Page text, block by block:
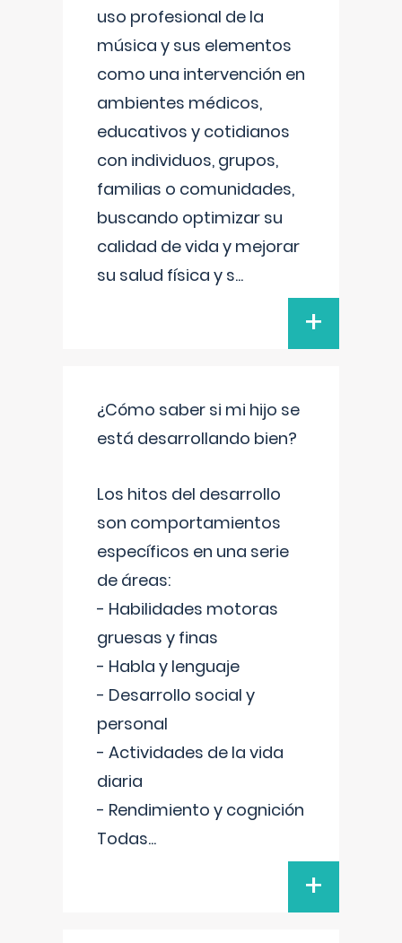
uso profesional de la
música y sus elementos
como una intervención en
ambientes médicos,
educativos y cotidianos
con individuos, grupos,
familias o comunidades,
buscando optimizar su
calidad de vida y mejorar
su salud física y s...
+
¿Cómo saber si mi hijo se
está desarrollando bien?
Los hitos del desarrollo
son comportamientos
específicos en una serie
de áreas:
- Habilidades motoras
gruesas y finas
- Habla y lenguaje
- Desarrollo social y
personal
- Actividades de la vida
diaria
- Rendimiento y cognición
Todas...
+